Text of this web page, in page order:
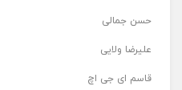
حسن جمالی
علیرضا ولایی
قاسم ای جی اچ